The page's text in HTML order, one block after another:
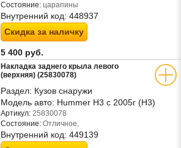
Состояние: царапины
Внутренний код: 448937
Скидка за наличку
5 400 руб.
Накладка заднего крыла левого
(верхняя) (25830078)
Раздел: Кузов снаружи
Модель авто: Hummer H3 с 2005г (Н3)
Артикул: 25830078
Состояние: Отличное,
Внутренний код: 449139